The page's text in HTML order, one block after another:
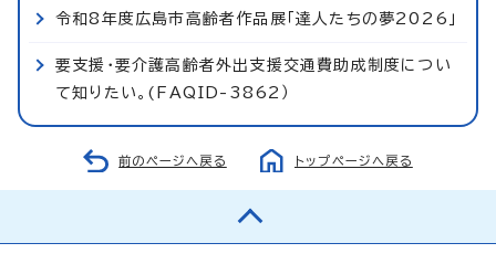
令和8年度広島市高齢者作品展「達人たちの夢2026」
要支援・要介護高齢者外出支援交通費助成制度につい
て知りたい。(FAQID-3862）
前のページへ戻る トップページへ戻る